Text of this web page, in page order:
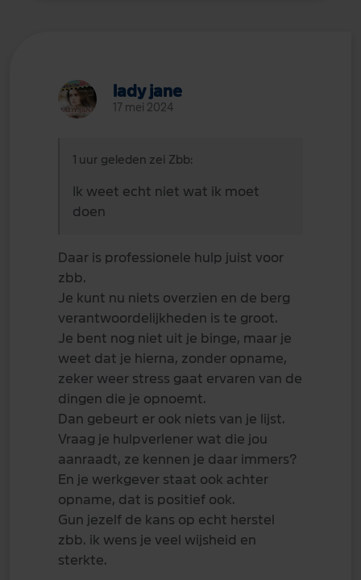
lady jane
17 mei 2024
1 uur geleden zei Zbb:
Ik weet echt niet wat ik moet
doen
Daar is professionele hulp juist voor
zbb.
Je kunt nu niets overzien en de berg
verantwoordelijkheden is te groot.
Je bent nog niet uit je binge, maar je
weet dat je hierna, zonder opname,
zeker weer stress gaat ervaren van de
dingen die je opnoemt.
Dan gebeurt er ook niets van je lijst.
Vraag je hulpverlener wat die jou
aanraadt, ze kennen je daar immers?
En je werkgever staat ook achter
opname, dat is positief ook.
Gun jezelf de kans op echt herstel
zbb. ik wens je veel wijsheid en
sterkte.